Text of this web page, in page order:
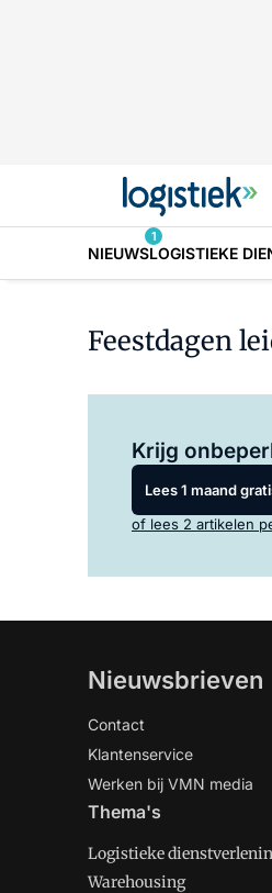
NIEUWS
1
LOGISTIEKE
Feestdagen
Krijg
Lees 1 maand
of lees 2 artikelen
Nieuwsbrieven
Contact
Klantenservice
Werken bij VMN media
Thema's
Logistieke
Warehousing